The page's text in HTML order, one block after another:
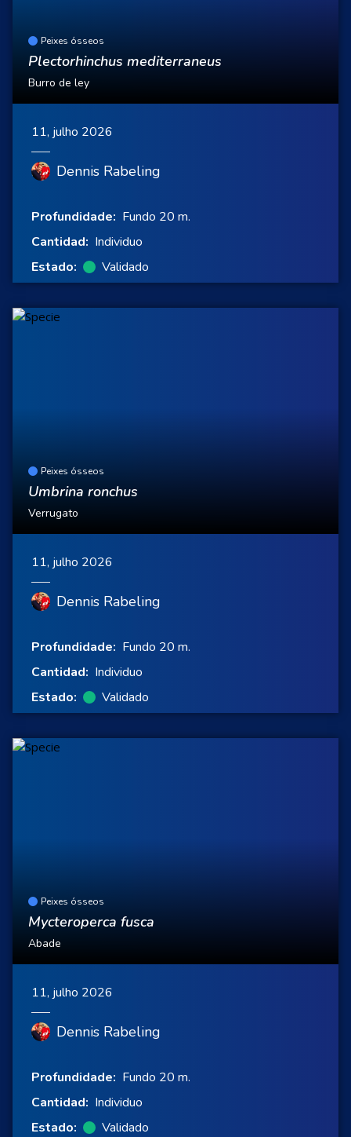
Peixes ósseos
Plectorhinchus mediterraneus
Burro de ley
11, julho 2026
Dennis Rabeling
Profundidade: Fundo 20 m.
Cantidad: Individuo
Estado:
Validado
Peixes ósseos
Umbrina ronchus
Verrugato
11, julho 2026
Dennis Rabeling
Profundidade: Fundo 20 m.
Cantidad: Individuo
Estado:
Validado
Peixes ósseos
Mycteroperca fusca
Abade
11, julho 2026
Dennis Rabeling
Profundidade: Fundo 20 m.
Cantidad: Individuo
Estado:
Validado